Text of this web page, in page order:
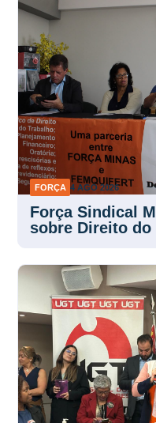
FORÇA 4 AGO 2026
Força Sindical
sobre Direito do